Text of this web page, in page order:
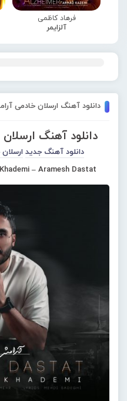
فرهاد کاظمی
آلزایمر
دانلود آهنگ ارسلان خادمی
دانلود آهنگ
دانلود آهنگ جدید
– Aramesh Dastat